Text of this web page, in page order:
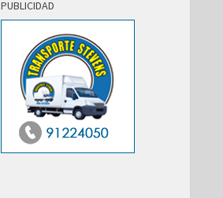
PUBLICIDAD